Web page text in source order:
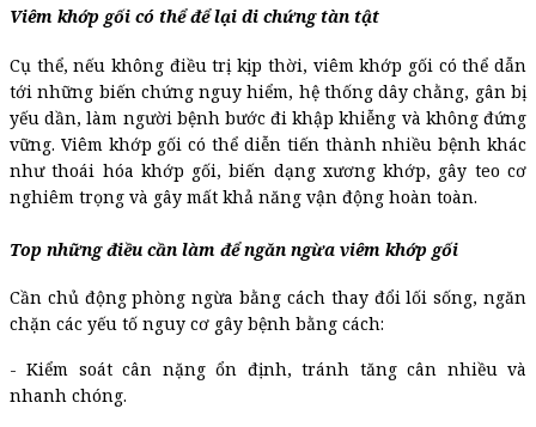
Viêm khớp gối có thể để lại di chứng tàn tật
Cụ thể, nếu không điều trị kịp thời, viêm khớp gối có thể dẫn
tới những biến chứng nguy hiểm, hệ thống dây chằng, gân bị
yếu dần, làm người bệnh bước đi khập khiễng và không đứng
vững. Viêm khớp gối có thể diễn tiến thành nhiều bệnh khác
như thoái hóa khớp gối, biến dạng xương khớp, gây teo cơ
nghiêm trọng và gây mất khả năng vận động hoàn toàn.
Top những điều cần làm để ngăn ngừa viêm khớp gối
Cần chủ động phòng ngừa bằng cách thay đổi lối sống, ngăn
chặn các yếu tố nguy cơ gây bệnh bằng cách:
- Kiểm soát cân nặng ổn định, tránh tăng cân nhiều và
nhanh chóng.